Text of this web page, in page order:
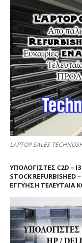
LAPTOP SALES
ΥΠΟΛΟΓΙΣΤΕΣ C2D –
STOCK
ΕΓΓΎΗΣΗ ΤΕΛΕΥΤΑΊΑ